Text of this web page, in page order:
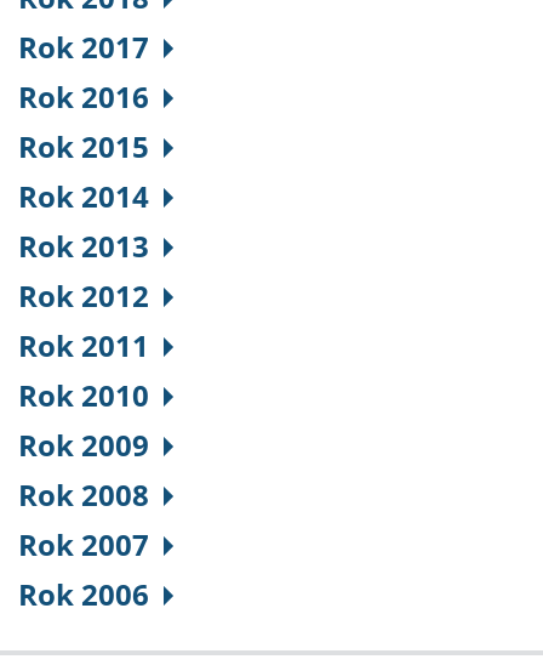
Rok 2017
Rok 2016
Rok 2015
Rok 2014
Rok 2013
Rok 2012
Rok 2011
Rok 2010
Rok 2009
Rok 2008
Rok 2007
Rok 2006